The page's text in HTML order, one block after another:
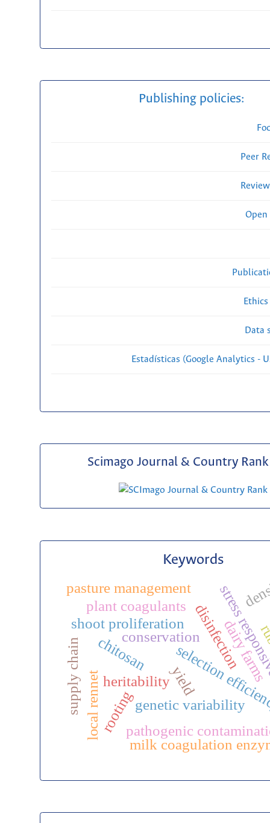
Publishing policies:
Peer
Open
Data
Estadísticas (Google Analytics -
Scimago Journal & Country Rank
Keywords
genetic variability
heritability selectionstress
yield
conservationdisinfection
rooting
shoot proliferation dairy farms
pathogenic
local rennet
milk coagulation
plant coagulants
chitosan
supply chain
pasture management